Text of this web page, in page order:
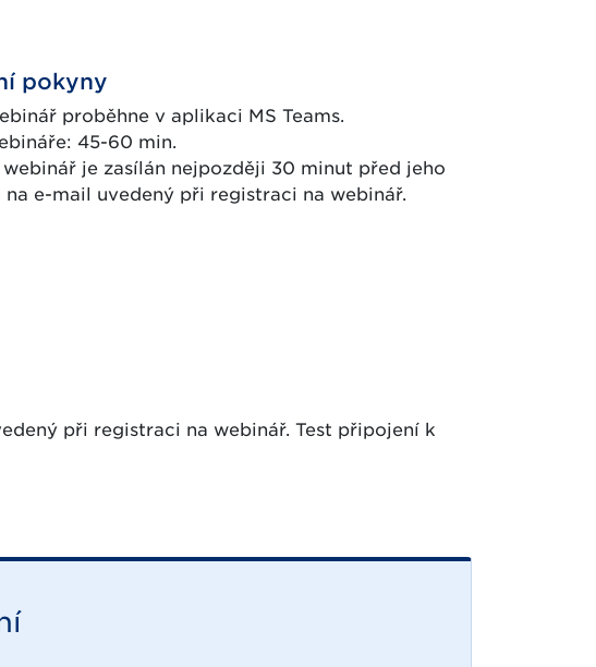
pokyny
proběhne v aplikaci MS Teams.
45-60 min.
webinář je zasílán nejpozději 30 minut před jeho
na e-mail uvedený při registraci na webinář.
při registraci na webinář. Test připojení k